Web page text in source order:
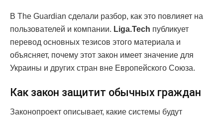
В The Guardian сделали разбор, как это повлияет на
пользователей и компании. Liga.Tech публикует
перевод основных тезисов этого материала и
объясняет, почему этот закон имеет значение для
Украины и других стран вне Европейского Союза.
Как закон защитит обычных граждан
Законопроект описывает, какие системы будут